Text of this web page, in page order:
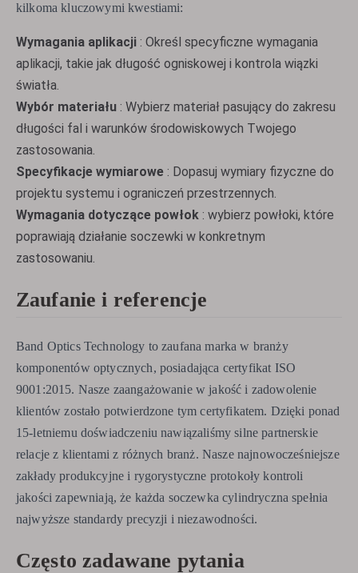
kilkoma kluczowymi kwestiami:
Wymagania aplikacji : Określ specyficzne wymagania
aplikacji, takie jak długość ogniskowej i kontrola wiązki
światła.
Wybór materiału : Wybierz materiał pasujący do zakresu
długości fal i warunków środowiskowych Twojego
zastosowania.
Specyfikacje wymiarowe : Dopasuj wymiary fizyczne do
projektu systemu i ograniczeń przestrzennych.
Wymagania dotyczące powłok : wybierz powłoki, które
poprawiają działanie soczewki w konkretnym
zastosowaniu.
Zaufanie i referencje
Band Optics Technology to zaufana marka w branży
komponentów optycznych, posiadająca certyfikat ISO
9001:2015. Nasze zaangażowanie w jakość i zadowolenie
klientów zostało potwierdzone tym certyfikatem. Dzięki ponad
15-letniemu doświadczeniu nawiązaliśmy silne partnerskie
relacje z klientami z różnych branż. Nasze najnowocześniejsze
zakłady produkcyjne i rygorystyczne protokoły kontroli
jakości zapewniają, że każda soczewka cylindryczna spełnia
najwyższe standardy precyzji i niezawodności.
Często zadawane pytania